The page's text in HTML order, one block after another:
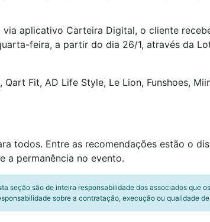
aplicativo Carteira Digital, o cliente
feira, a partir do dia 26/1, através da
Fit, AD Life Style, Le Lion, Funshoes,
todos. Entre as recomendações estão o
a permanência no evento.
seção são de inteira responsabilidade dos associados que
sobre a contratação, execução ou qualidade